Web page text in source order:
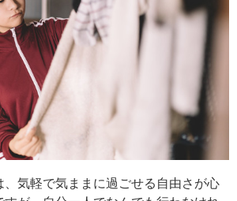
、気軽で気ままに過ごせる自由さが心